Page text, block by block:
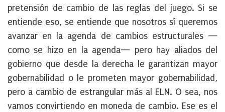
pretensión de cambio de las reglas del juego. Si se
entiende eso, se entiende que nosotros sí queremos
avanzar en la agenda de cambios estructurales —
como se hizo en la agenda— pero hay aliados del
gobierno que desde la derecha le garantizan mayor
gobernabilidad o le prometen mayor gobernabilidad,
pero a cambio de estrangular más al ELN. O sea, nos
vamos convirtiendo en moneda de cambio. Ese es el